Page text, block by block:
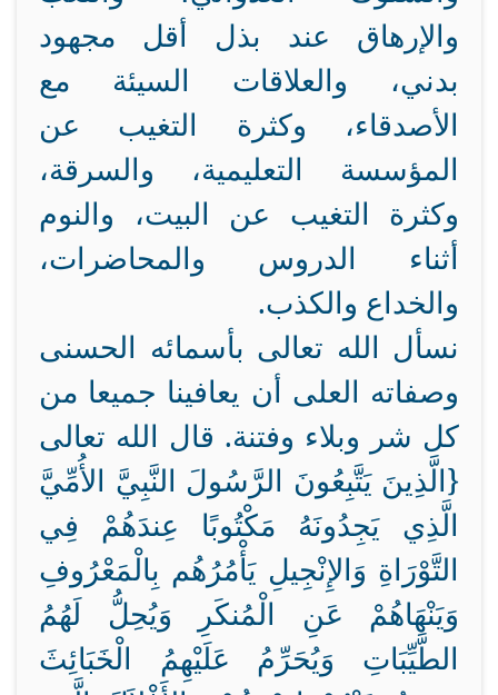
والإرهاق عند بذل أقل مجهود
بدني، والعلاقات السيئة مع
الأصدقاء، وكثرة التغيب عن
المؤسسة التعليمية، والسرقة،
وكثرة التغيب عن البيت، والنوم
أثناء الدروس والمحاضرات،
والخداع والكذب.
نسأل الله تعالى بأسمائه الحسنى
وصفاته العلى أن يعافينا جميعا من
كل شر وبلاء وفتنة. قال الله تعالى
{الَّذِينَ يَتَّبِعُونَ الرَّسُولَ النَّبِيَّ الأُمِّيَّ
الَّذِي يَجِدُونَهُ مَكْتُوبًا عِندَهُمْ فِي
التَّوْرَاةِ وَالإِنْجِيلِ يَأْمُرُهُم بِالْمَعْرُوفِ
وَيَنْهَاهُمْ عَنِ الْمُنكَرِ وَيُحِلُّ لَهُمُ
الطَّيِّبَاتِ وَيُحَرِّمُ عَلَيْهِمُ الْخَبَائِثَ